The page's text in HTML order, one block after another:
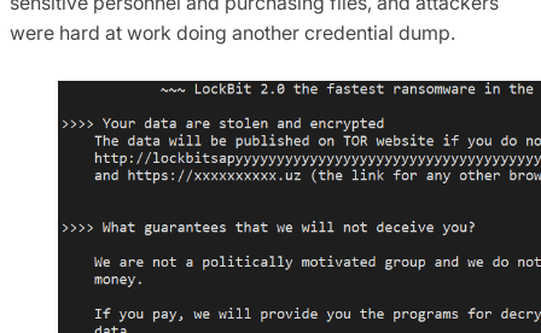
were hard at work doing another credential dump.